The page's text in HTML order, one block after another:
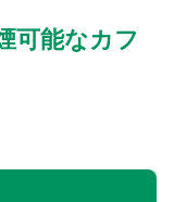
可能なカフ